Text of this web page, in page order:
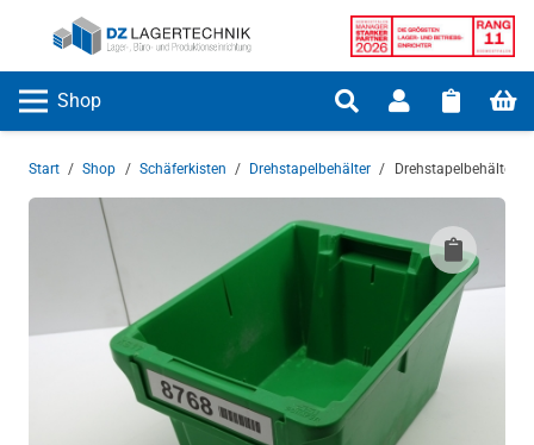
Shop
Start / Shop / Schäferkisten / Drehstapelbehälter / Drehstapelbehälter